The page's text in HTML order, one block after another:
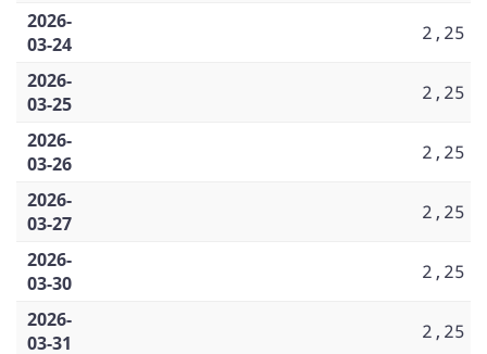
2026-
03-24
2,25
2026-
03-25
2,25
2026-
03-26
2,25
2026-
03-27
2,25
2026-
03-30
2,25
2026-
03-31
2,25